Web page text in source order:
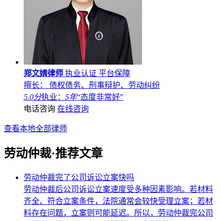
郑文婧律师 执业认证 平台保障
擅长： 债权债务、刑事辩护、劳动纠纷
5.0分执业： 5年“态度非常好”
电话咨询 在线咨询
查看本地全部律师
劳动仲裁·推荐文章
劳动仲裁完了公司诉讼立案快吗
劳动仲裁后公司诉讼立案速度受多种因素影响。若材料
齐全、符合立案条件，法院通常会较快受理立案；若材
料存在问题，立案则可能延迟。所以，劳动仲裁完公司